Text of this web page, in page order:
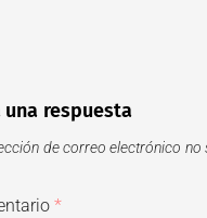
una respuesta
de correo electrónico no
*